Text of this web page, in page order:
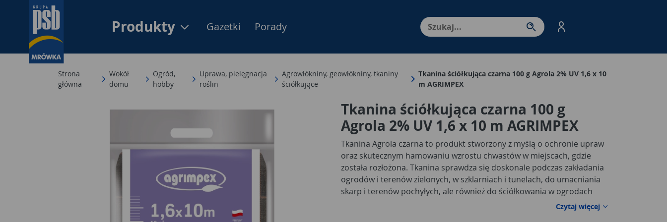
Produkty Menu Produktów, nawigacja: Enter - przejdź do strony produktów. Spacja – otwórz/
Gazetki Porady
Strona
główna
Wokół
domu
Ogród,
hobby
Uprawa, pielęgnacja
roślin
Agrowłókniny, geowłókniny, tkaniny
ściółkujące
Tkanina ściółkująca czarna 100 g Agrola 2% UV 1,6 x 10
m AGRIMPEX
Tkanina ściółkująca czarna 100 g
Agrola 2% UV 1,6 x 10 m AGRIMPEX
Tkanina Agrola czarna to produkt stworzony z myślą o ochronie upraw
oraz skutecznym hamowaniu wzrostu chwastów w miejscach, gdzie
została rozłożona. Tkanina sprawdza się doskonale podczas zakładania
ogrodów i terenów zielonych, w szklarniach i tunelach, do umacniania
skarp i terenów pochyłych, ale również do ściółkowania w ogrodach
owocowo-warzywnych. Wytrzymała i odporna na tarcie konstrukcja
Czytaj więcej